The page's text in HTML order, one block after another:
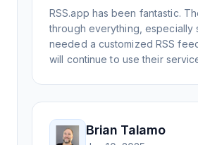
generation
RSS.app has been fantastic.
through everything, especially
needed a customized RSS
will continue to use their
Brian Talamo